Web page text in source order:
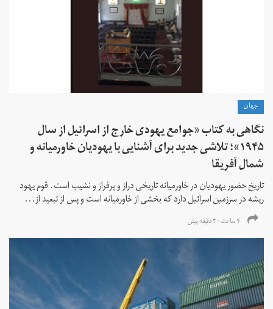
جهان
نگاهی به کتاب «جوامع یهودی خارج از اسرائیل از سال
۱۹۴۵»؛ تلاشی جدید برای آشنایی با یهودیان خاورمیانه و
شمال آفریقا
تاریخ حضور یهودیان در خاورمیانه تاریخی دراز و پرفراز و نشیب است. قوم یهود
ریشه در سرزمین اسرائیل دارد که بخشی از خاورمیانه است و پس از تبعید از...
۴ ساعت ۳۰ دقیقه پیش